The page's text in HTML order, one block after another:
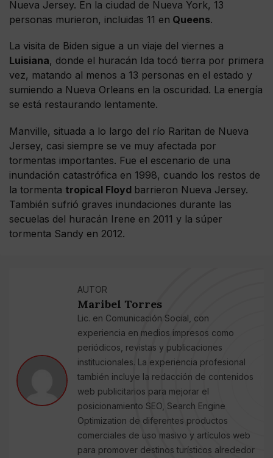
Nueva Jersey. En la ciudad de Nueva York, 13
personas murieron, incluidas 11 en Queens.
La visita de Biden sigue a un viaje del viernes a
Luisiana, donde el huracán Ida tocó tierra por primera
vez, matando al menos a 13 personas en el estado y
sumiendo a Nueva Orleans en la oscuridad. La energía
se está restaurando lentamente.
Manville, situada a lo largo del río Raritan de Nueva
Jersey, casi siempre se ve muy afectada por
tormentas importantes. Fue el escenario de una
inundación catastrófica en 1998, cuando los restos de
la tormenta tropical Floyd barrieron Nueva Jersey.
También sufrió graves inundaciones durante las
secuelas del huracán Irene en 2011 y la súper
tormenta Sandy en 2012.
AUTOR
Maribel Torres
Lic. en Comunicación Social, con
experiencia en medios impresos como
periódicos, revistas y publicaciones
institucionales. La experiencia profesional
también incluye la redacción de contenidos
web publicitarios para mejorar el
posicionamiento SEO, Search Engine
Optimization de diferentes productos
comerciales de uso masivo y artículos web
para promover destinos turísticos alrededor